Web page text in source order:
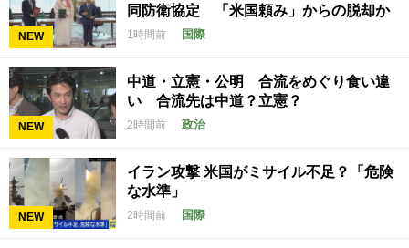
NEW
同防衛協定 「米国頼み」からの脱却か
1時間前 国際
NEW
中道・立憲・公明 合流をめぐり食い違
い 合流先は中道？立憲？
2時間前 政治
NEW
イラン攻撃 米国がミサイル不足？「危険
な水準」
2時間前 国際